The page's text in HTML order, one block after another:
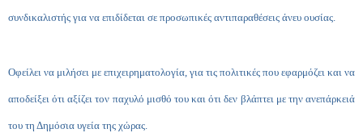
συνδικαλιστής για να επιδίδεται σε προσωπικές αντιπαραθέσεις άνευ ουσίας.
Οφείλει να μιλήσει με επιχειρηματολογία, για τις πολιτικές που εφαρμόζει και να
αποδείξει ότι αξίζει τον παχυλό μισθό του και ότι δεν βλάπτει με την ανεπάρκειά
του τη Δημόσια υγεία της χώρας.